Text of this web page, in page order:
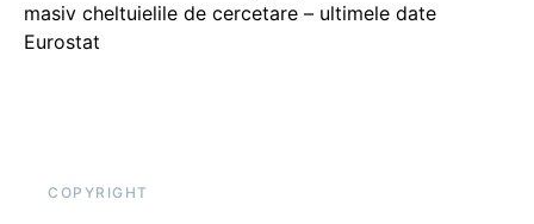
masiv cheltuielile de cercetare – ultimele date
Eurostat
COPYRIGHT